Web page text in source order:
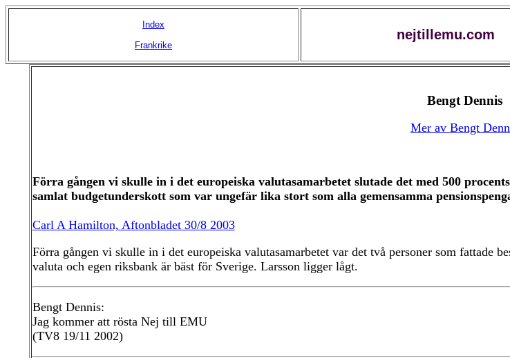
Index
Frankrike
nejtillemu.com
Bengt Dennis
Mer av Bengt
Förra gången vi skulle in i det europeiska valutasamarbetet slutade det med 500
samlat budgetunderskott som var ungefär lika stort som alla gemensamma
Carl A Hamilton, Aftonbladet 30/8 2003
Förra gången vi skulle in i det europeiska valutasamarbetet var det två personer som fattade
valuta och egen riksbank är bäst för Sverige. Larsson ligger lågt.
Bengt Dennis:
Jag kommer att rösta Nej till EMU
(TV8 19/11 2002)